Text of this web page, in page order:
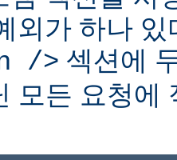
외가 하나
/> 섹션에
모든 요청에